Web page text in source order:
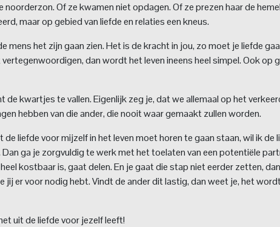
Of ze kwamen niet opdagen. Of ze prezen haar de
maar op gebied van liefde en relaties een kneus.
mens het zijn gaan zien. Het is de kracht in jou, zo moet je liefde
dan wordt het leven ineens heel simpel. Ook op
kwartjes te vallen. Eigenlijk zeg je, dat we allemaal op het
hebben van die ander, die nooit waar gemaakt zullen worden.
liefde voor mijzelf in het leven moet horen te gaan staan, wil ik de
ga je zorgvuldig te werk met het toelaten van een potentiële
kostbaar is, gaat delen. En je gaat die stap niet eerder zetten,
jij er voor nodig hebt. Vindt de ander dit lastig, dan weet je, het
uit de liefde voor jezelf leeft!